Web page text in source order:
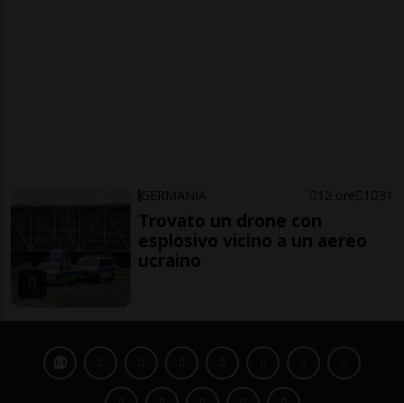
GERMANIA 12 ore 1 31
Trovato un drone con
esplosivo vicino a un aereo
ucraino